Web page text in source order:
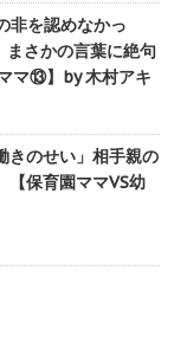
非を認めなかっ
まさかの言葉に絶句
マ⑬】by 木村アキ
きのせい」相手親の
【保育園ママVS幼